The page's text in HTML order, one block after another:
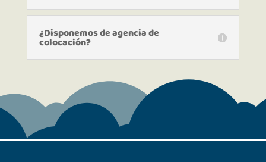
¿Disponemos de agencia de
colocación?